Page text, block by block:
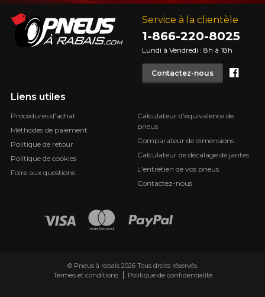
Service à la clientèle
1-866-220-8025
Lundi à Vendredi : 8h à 18h
Contactez-nous
Liens utiles
Procédures d'achat
Méthodes de paiement
Politique de retour
Politique de cookies
Foire aux questions
Calculateur d'équivalence de
pneus
Comparateur de dimensions
Calculateur de décalage de jantes
L'entretien de vos pneus
Contactez-nous
© Pneus à rabais 2026 Tous droits réservés.
Termes et conditions
Politique de confidentialité